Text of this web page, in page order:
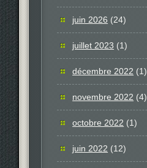
juin 2026 (24)
juillet 2023 (1)
décembre 2022 (1)
novembre 2022 (4)
octobre 2022 (1)
juin 2022 (12)